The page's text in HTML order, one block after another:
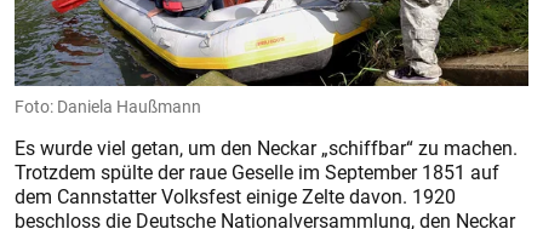
Foto: Daniela Haußmann
Es wurde viel getan, um den Neckar „schiffbar“ zu machen.
Trotzdem spülte der raue Geselle im September 1851 auf
dem Cannstatter Volksfest einige Zelte davon. 1920
beschloss die Deutsche Nationalversammlung, den Neckar